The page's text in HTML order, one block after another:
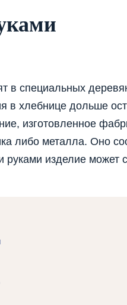
в специальных
в хлебнице дольше
изготовленное
либо металла. Оно
изделие может